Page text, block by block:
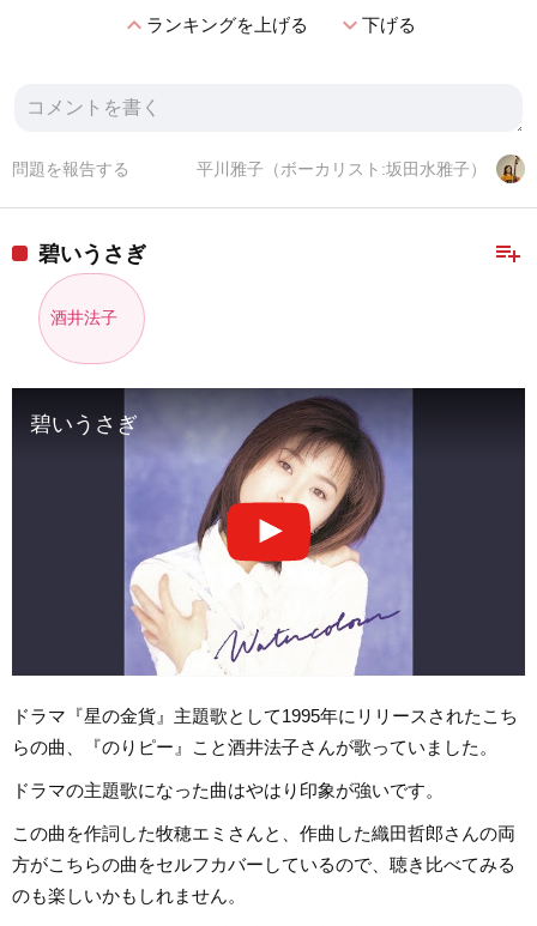
expand_lessランキングを上げる expand_more下げる
平川雅子（ボーカリスト:坂田水雅子）
問題を報告する
playlist_add
碧いうさぎ
酒井法子
碧いうさぎ
ドラマ『星の金貨』主題歌として1995年にリリースされたこち
らの曲、『のりピー』こと酒井法子さんが歌っていました。
ドラマの主題歌になった曲はやはり印象が強いです。
この曲を作詞した牧穂エミさんと、作曲した織田哲郎さんの両
方がこちらの曲をセルフカバーしているので、聴き比べてみる
のも楽しいかもしれません。